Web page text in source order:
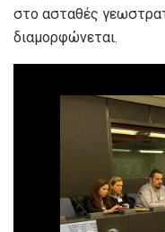
στο ασταθές
διαμορφώνεται.